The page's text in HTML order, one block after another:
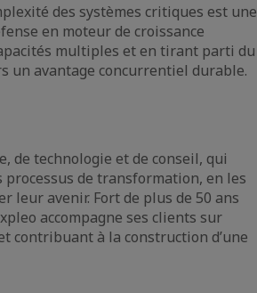
des systèmes critiques est une
en moteur de croissance
multiples et en tirant parti du
un avantage concurrentiel durable.
de technologie et de conseil, qui
de transformation, en les
leur avenir. Fort de plus de 50 ans
accompagne ses clients sur
contribuant à la construction d’une